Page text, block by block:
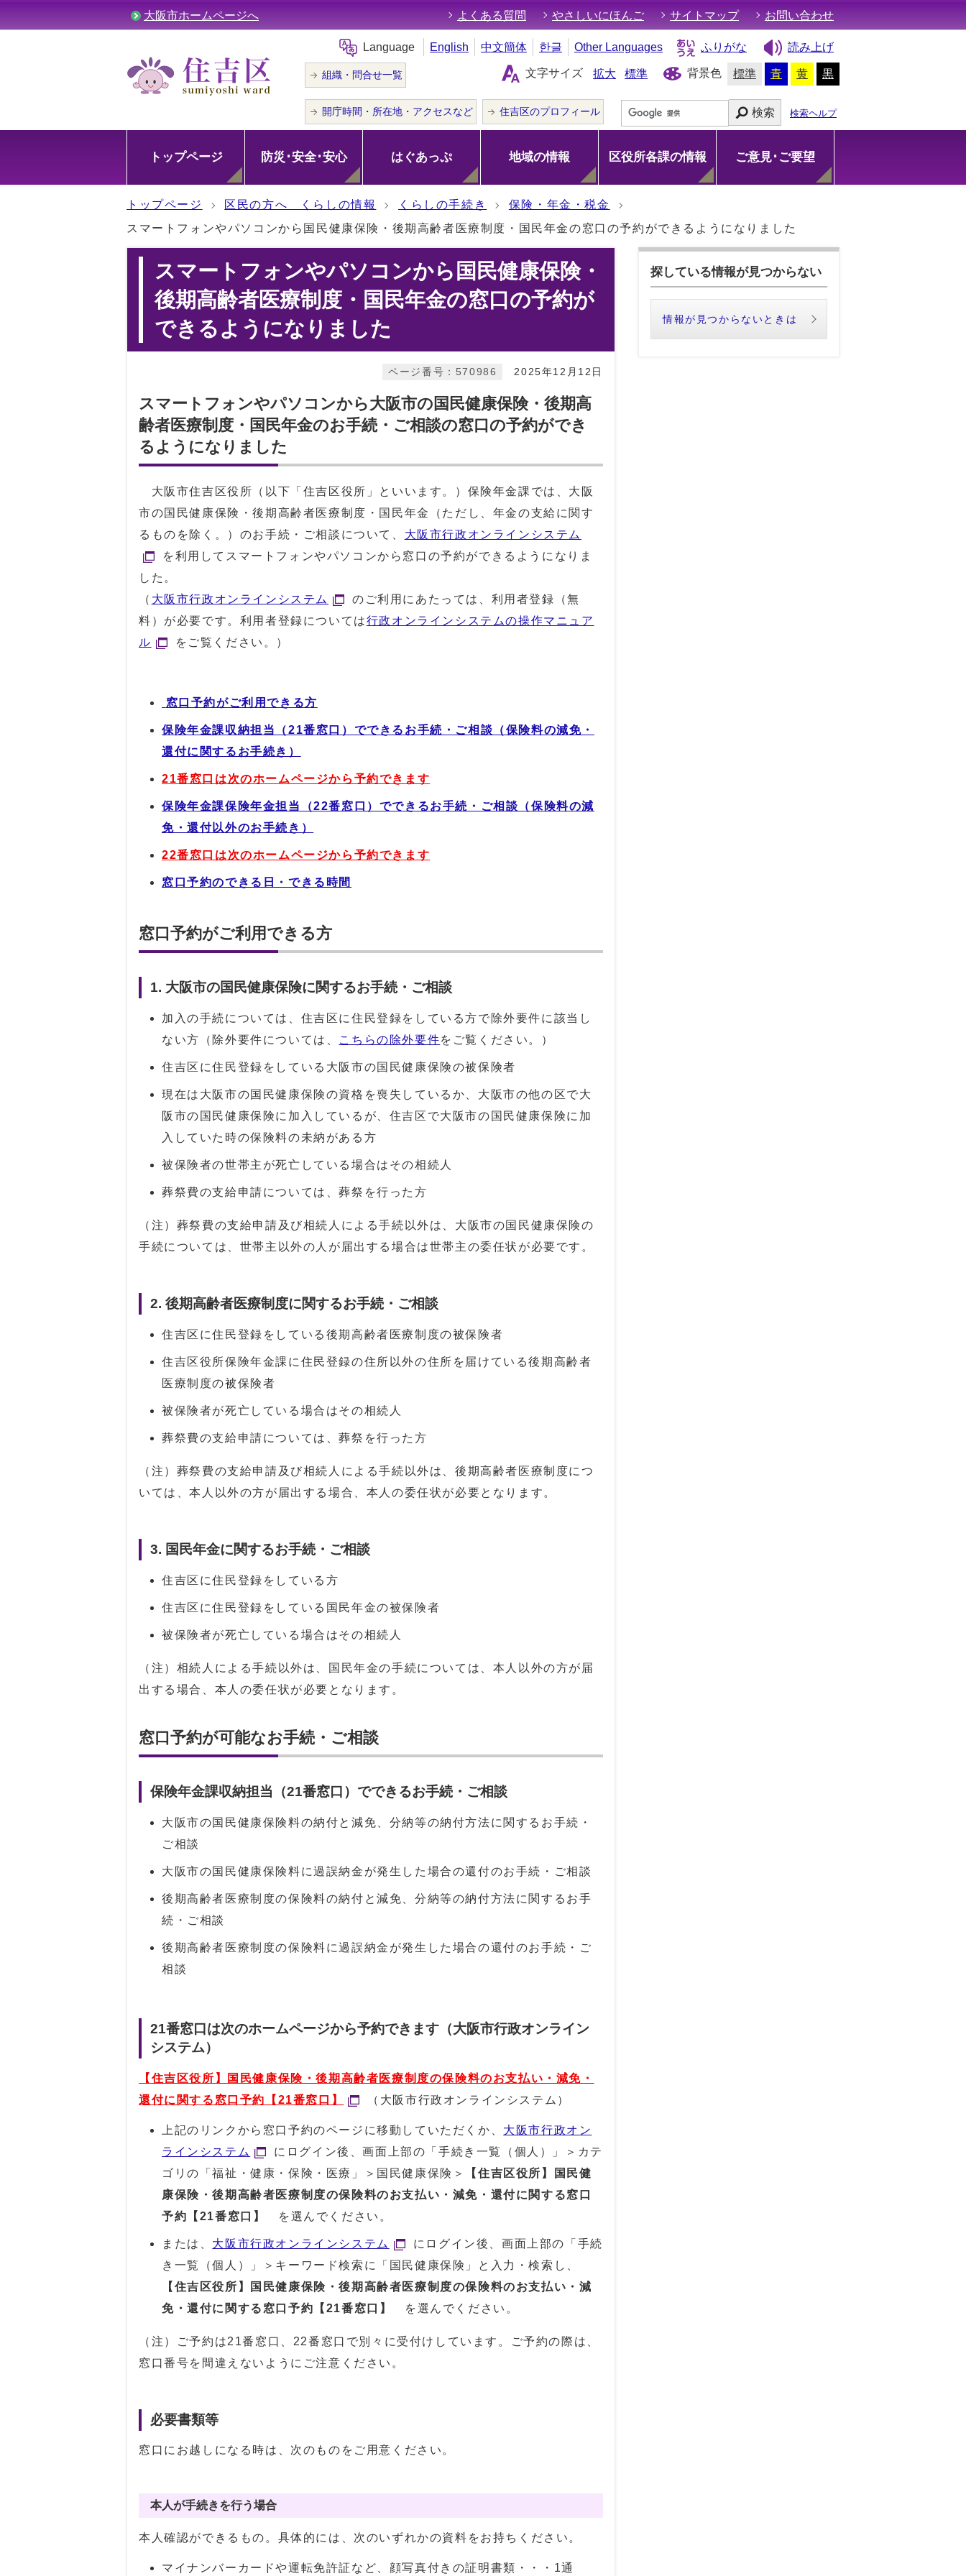
大阪市ホームページへ よくある質問 やさしいにほんご サイトマップ お問い合わせ
Language English 中文簡体 한글 Other Languages ふりがな 読み上げ
組織・問合せ一覧 文字サイズ 拡大 標準 背景色 標準 青 黄 黒
開庁時間・所在地・アクセスなど 住吉区のプロフィール 検索 検索ヘルプ
トップページ 防災･安全･安心 はぐあっぷ 地域の情報 区役所各課の情報 ご意見･ご要望
トップページ 区民の方へ くらしの情報 くらしの手続き
保険・年金・税金
スマートフォンやパソコンから国民健康保険・後期高齢者医療制度・国民年金の窓口の予約ができるようになりました
スマートフォンやパソコンから国民健康保険・
後期高齢者医療制度・国民年金の窓口の予約が
できるようになりました
2025年12月12日
ページ番号：570986
スマートフォンやパソコンから大阪市の国民健康保険・後期高
齢者医療制度・国民年金のお手続・ご相談の窓口の予約ができ
るようになりました
大阪市住吉区役所（以下「住吉区役所」といいます。）保険年金課では、大阪
市の国民健康保険・後期高齢者医療制度・国民年金（ただし、年金の支給に関す
るものを除く。）のお手続・ご相談について、 大阪市行政オンラインシステム
を利用してスマートフォンやパソコンから窓口の予約ができるようになりま
した。
（ 大阪市行政オンラインシステム
のご利用にあたっては、利用者登録（無
料）が必要です。利用者登録については行政オンラインシステムの操作マニュア
ル
をご覧ください。）
窓口予約がご利用できる方
保険年金課収納担当（21番窓口）でできるお手続・ご相談（保険料の減免・
還付に関するお手続き）
21番窓口は次のホームページから予約できます
保険年金課保険年金担当（22番窓口）でできるお手続・ご相談（保険料の減
免・還付以外のお手続き）
22番窓口は次のホームページから予約できます
窓口予約のできる日・できる時間
窓口予約がご利用できる方
1. 大阪市の国民健康保険に関するお手続・ご相談
加入の手続については、住吉区に住民登録をしている方で除外要件に該当し
ない方（除外要件については、 こちらの除外要件をご覧ください。）
住吉区に住民登録をしている大阪市の国民健康保険の被保険者
現在は大阪市の国民健康保険の資格を喪失しているか、大阪市の他の区で大
阪市の国民健康保険に加入しているが、住吉区で大阪市の国民健康保険に加
入していた時の保険料の未納がある方
被保険者の世帯主が死亡している場合はその相続人
葬祭費の支給申請については、葬祭を行った方
（注）葬祭費の支給申請及び相続人による手続以外は、大阪市の国民健康保険の
手続については、世帯主以外の人が届出する場合は世帯主の委任状が必要です。
2. 後期高齢者医療制度に関するお手続・ご相談
住吉区に住民登録をしている後期高齢者医療制度の被保険者
住吉区役所保険年金課に住民登録の住所以外の住所を届けている後期高齢者
医療制度の被保険者
被保険者が死亡している場合はその相続人
葬祭費の支給申請については、葬祭を行った方
（注）葬祭費の支給申請及び相続人による手続以外は、後期高齢者医療制度につ
いては、本人以外の方が届出する場合、本人の委任状が必要となります。
3. 国民年金に関するお手続・ご相談
住吉区に住民登録をしている方
住吉区に住民登録をしている国民年金の被保険者
被保険者が死亡している場合はその相続人
（注）相続人による手続以外は、国民年金の手続については、本人以外の方が届
出する場合、本人の委任状が必要となります。
窓口予約が可能なお手続・ご相談
保険年金課収納担当（21番窓口）でできるお手続・ご相談
大阪市の国民健康保険料の納付と減免、分納等の納付方法に関するお手続・
ご相談
大阪市の国民健康保険料に過誤納金が発生した場合の還付のお手続・ご相談
後期高齢者医療制度の保険料の納付と減免、分納等の納付方法に関するお手
続・ご相談
後期高齢者医療制度の保険料に過誤納金が発生した場合の還付のお手続・ご
相談
21番窓口は次のホームページから予約できます（大阪市行政オンライン
システム）
【住吉区役所】国民健康保険・後期高齢者医療制度の保険料のお支払い・減免・
還付に関する窓口予約【21番窓口】
（大阪市行政オンラインシステム）
上記のリンクから窓口予約のページに移動していただくか、 大阪市行政オン
ラインシステム
にログイン後、画面上部の「手続き一覧（個人）」＞カテ
ゴリの「福祉・健康・保険・医療」＞国民健康保険＞
【住吉区役所】国民健
康保険・後期高齢者医療制度の保険料のお支払い・減免・還付に関する窓口
予約【21番窓口】
を選んでください。
または、 大阪市行政オンラインシステム
にログイン後、画面上部の「手続
き一覧（個人）」＞キーワード検索に「国民健康保険」と入力・検索し、
【住吉区役所】国民健康保険・後期高齢者医療制度の保険料のお支払い・減
免・還付に関する窓口予約【21番窓口】
を選んでください。
（注）ご予約は21番窓口、22番窓口で別々に受付けしています。ご予約の際は、
窓口番号を間違えないようにご注意ください。
必要書類等
窓口にお越しになる時は、次のものをご用意ください。
本人が手続きを行う場合
本人確認ができるもの。具体的には、次のいずれかの資料をお持ちください。
マイナンバーカードや運転免許証など、顔写真付きの証明書類・・・1通
探している情報が見つからない
情報が見つからないときは